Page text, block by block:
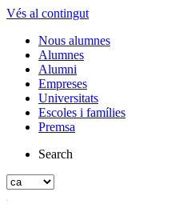
Vés al contingut
Nous alumnes
Alumnes
Alumni
Empreses
Universitats
Escoles i famílies
Premsa
Search